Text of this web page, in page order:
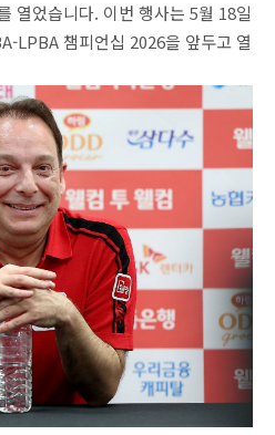
열었습니다. 이번 행사는 5월 18일
LPBA 챔피언십 2026을 앞두고 열